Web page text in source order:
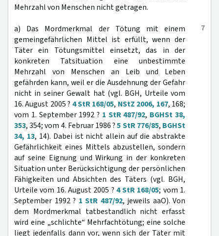
Mehrzahl von Menschen nicht getragen.
7
a) Das Mordmerkmal der Tötung mit einem
gemeingefährlichen Mittel ist erfüllt, wenn der
Täter ein Tötungsmittel einsetzt, das in der
konkreten Tatsituation eine unbestimmte
Mehrzahl von Menschen an Leib und Leben
gefährden kann, weil er die Ausdehnung der Gefahr
nicht in seiner Gewalt hat (vgl. BGH, Urteile vom
16. August 2005 ? 4 StR 168/05, NStZ 2006, 167, 168;
vom 1. September 1992 ? 1 StR 487/92, BGHSt 38,
353, 354; vom 4. Februar 1986 ?5 StR 776/85, BGHSt
34, 13, 14). Dabei ist nicht allein auf die abstrakte
Gefährlichkeit eines Mittels abzustellen, sondern
auf seine Eignung und Wirkung in der konkreten
Situation unter Berücksichtigung der persönlichen
Fähigkeiten und Absichten des Täters (vgl. BGH,
Urteile vom 16. August 2005 ? 4 StR 168/05; vom 1.
September 1992 ? 1 StR 487/92, jeweils aaO). Von
dem Mordmerkmal tatbestandlich nicht erfasst
wird eine „schlichte“ Mehrfachtötung; eine solche
liegt jedenfalls dann vor, wenn sich der Täter mit